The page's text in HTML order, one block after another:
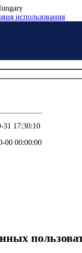
использования
31 17:30:10
00 00:00:00